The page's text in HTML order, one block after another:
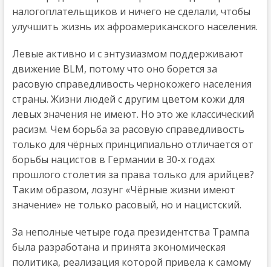
налогоплательщиков и ничего не сделали, чтобы
улучшить жизнь их афроамериканского населения.
Левые активно и с энтузиазмом поддерживают
движение BLM, потому что оно борется за
расовую справедливость чернокожего населения
страны. Жизни людей с другим цветом кожи для
левых значения не имеют. Но это же классический
расизм. Чем борьба за расовую справедливость
только для чёрных принципиально отличается от
борьбы нацистов в Германии в 30-х годах
прошлого столетия за права только для арийцев?
Таким образом, лозунг «Чёрные жизни имеют
значение» не только расовый, но и нацистский.
За неполные четыре года президентства Трампа
была разработана и принята экономическая
политика, реализация которой привела к самому